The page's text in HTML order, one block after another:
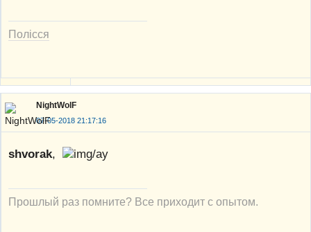
Полісся
NightWolF
07-05-2018 21:17:16
shvorak,
Прошлый раз помните? Все приходит с опытом.